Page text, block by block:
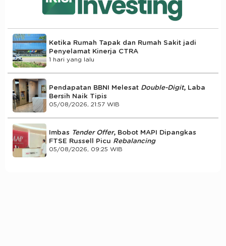
Ketika Rumah Tapak dan Rumah Sakit jadi
Penyelamat Kinerja CTRA
1 hari yang lalu
Pendapatan BBNI Melesat Double-Digit, Laba
Bersih Naik Tipis
05/08/2026, 21:57 WIB
Imbas Tender Offer, Bobot MAPI Dipangkas
FTSE Russell Picu Rebalancing
05/08/2026, 09:25 WIB